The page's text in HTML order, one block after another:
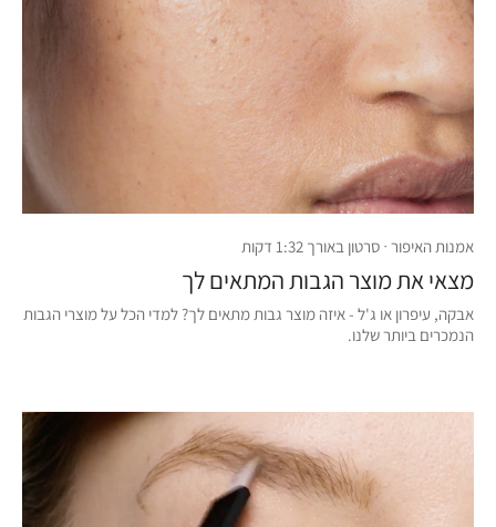
אמנות האיפור · סרטון באורך 1:32 דקות
מצאי את מוצר הגבות המתאים לך
אבקה, עיפרון או ג'ל - איזה מוצר גבות מתאים לך? למדי הכל על מוצרי הגבות
הנמכרים ביותר שלנו.